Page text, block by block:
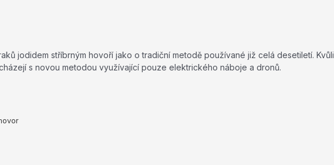
jodidem stříbrným hovoří jako o tradiční metodě používané již celá desetiletí. Kvůli
s novou metodou využívající pouze elektrického náboje a dronů.